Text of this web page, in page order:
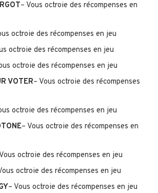
– Vous octroie des récompenses en
octroie des récompenses en jeu
octroie des récompenses en jeu
octroie des récompenses en jeu
VOTER– Vous octroie des récompenses
octroie des récompenses en jeu
– Vous octroie des récompenses en
octroie des récompenses en jeu
octroie des récompenses en jeu
– Vous octroie des récompenses en jeu